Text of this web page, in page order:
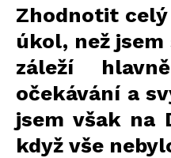
Zhodnotit
úkol, než
záleží
očekávání a
jsem však na
když vše